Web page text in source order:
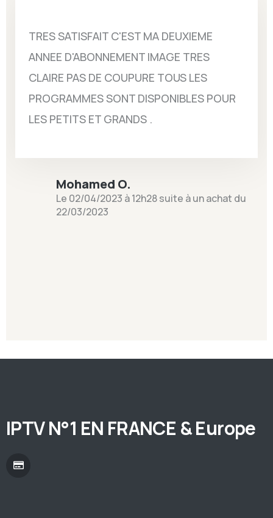
TRES SATISFAIT C'EST MA DEUXIEME
ANNEE D'ABONNEMENT IMAGE TRES
CLAIRE PAS DE COUPURE TOUS LES
PROGRAMMES SONT DISPONIBLES POUR
LES PETITS ET GRANDS .
Mohamed O.
Le 02/04/2023 à 12h28 suite à un achat du
22/03/2023
IPTV N°1 EN FRANCE & Europe